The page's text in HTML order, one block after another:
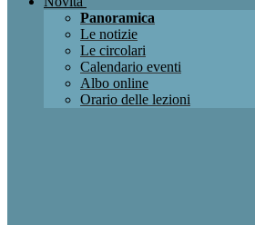
Panoramica
Le notizie
Le circolari
Calendario eventi
Albo online
Orario delle lezioni